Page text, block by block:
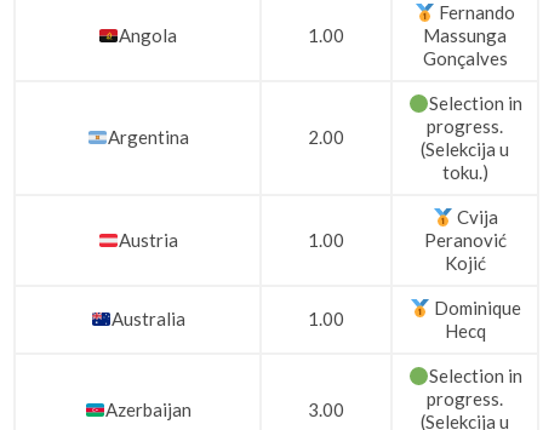
Angola 1.00
Fernando
Massunga
Gonçalves
Argentina 2.00
Selection in
progress.
(Selekcija u
toku.)
Austria 1.00
Cvija
Peranović
Kojić
Australia 1.00
Dominique
Hecq
Azerbaijan 3.00
Selection in
progress.
(Selekcija u